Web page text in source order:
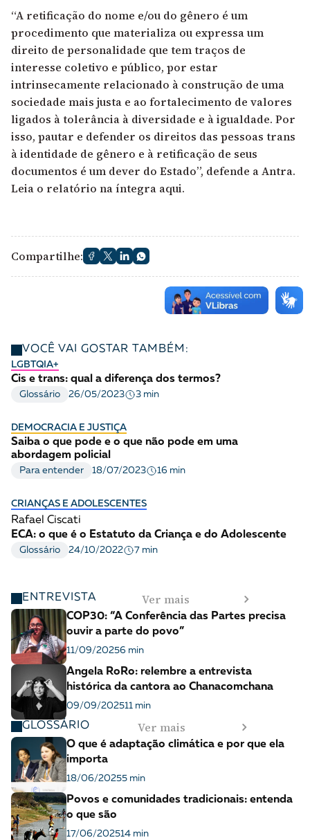
“A retificação do nome e/ou do gênero é um
procedimento que materializa ou expressa um
direito de personalidade que tem traços de
interesse coletivo e público, por estar
intrinsecamente relacionado à construção de uma
sociedade mais justa e ao fortalecimento de valores
ligados à tolerância à diversidade e à igualdade. Por
isso, pautar e defender os direitos das pessoas trans
à identidade de gênero e à retificação de seus
documentos é um dever do Estado”, defende a Antra.
Leia o relatório na íntegra aqui.
Compartilhe:
VOCÊ VAI GOSTAR TAMBÉM:
LGBTQIA+
Cis e trans: qual a diferença dos termos?
Glossário 26/05/2023 3 min
DEMOCRACIA E JUSTIÇA
Saiba o que pode e o que não pode em uma
abordagem policial
Para entender 18/07/2023 16 min
CRIANÇAS E ADOLESCENTES
Rafael Ciscati
ECA: o que é o Estatuto da Criança e do Adolescente
Glossário 24/10/2022 7 min
ENTREVISTA Ver mais
COP30: “A Conferência das Partes precisa
ouvir a parte do povo”
11/09/20256 min
Angela RoRo: relembre a entrevista
histórica da cantora ao Chanacomchana
09/09/202511 min
GLOSSÁRIO Ver mais
O que é adaptação climática e por que ela
importa
18/06/20255 min
Povos e comunidades tradicionais: entenda
o que são
17/06/202514 min